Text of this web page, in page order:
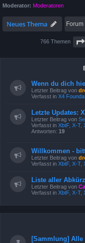
Moderator: Moderatoren
Neues Thema
766 Themen
Wenn du dich
Letzter Beitrag von
Verfasst in X4
Letzte Updates:
Letzter Beitrag von
Verfasst in XbtF, X-T,
Antworten: 19
Willkommen -
Letzter Beitrag von
Verfasst in XbtF, X-T,
Liste aller
Letzter Beitrag von
Verfasst in XbtF, X-T,
[Sammlung] Alle